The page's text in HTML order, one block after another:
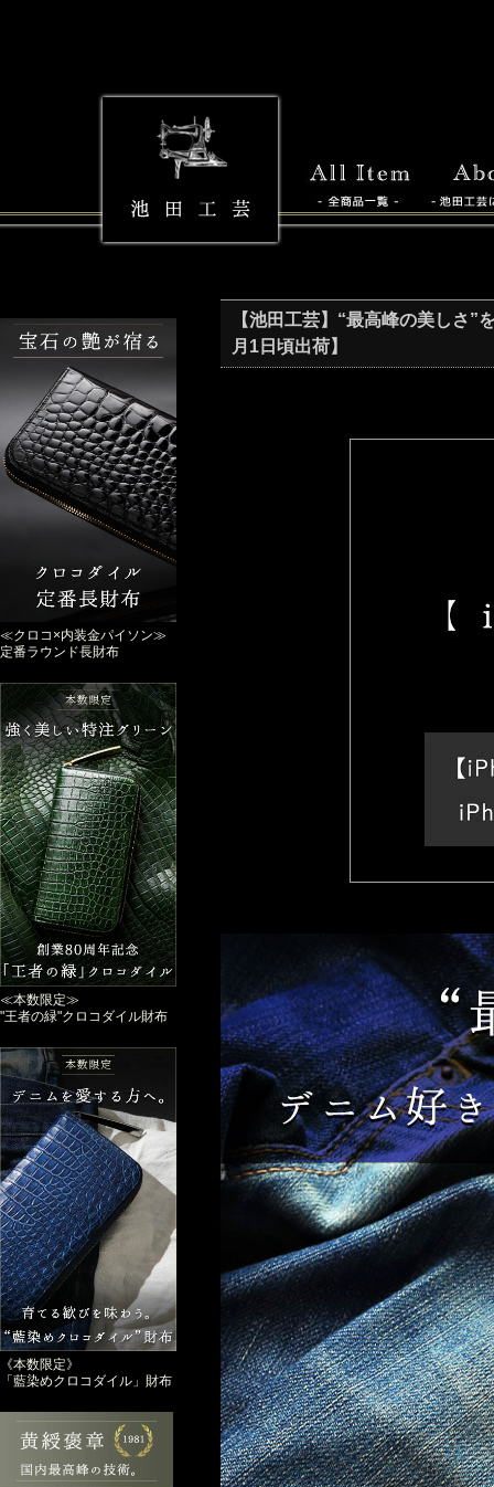
≪クロコ×内装金パイソン≫
定番ラウンド長財布
≪本数限定≫
"王者の緑"クロコダイル財布
《本数限定》
「藍染めクロコダイル」財布
【池田工芸】“最高峰の美しさ
月1日頃出荷】